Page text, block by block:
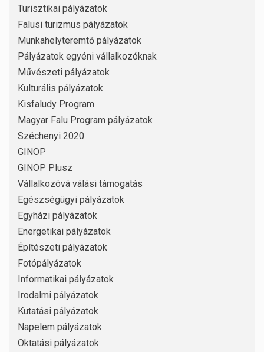
Turisztikai pályázatok
Falusi turizmus pályázatok
Munkahelyteremtő pályázatok
Pályázatok egyéni vállalkozóknak
Művészeti pályázatok
Kulturális pályázatok
Kisfaludy Program
Magyar Falu Program pályázatok
Széchenyi 2020
GINOP
GINOP Plusz
Vállalkozóvá válási támogatás
Egészségügyi pályázatok
Egyházi pályázatok
Energetikai pályázatok
Építészeti pályázatok
Fotópályázatok
Informatikai pályázatok
Irodalmi pályázatok
Kutatási pályázatok
Napelem pályázatok
Oktatási pályázatok